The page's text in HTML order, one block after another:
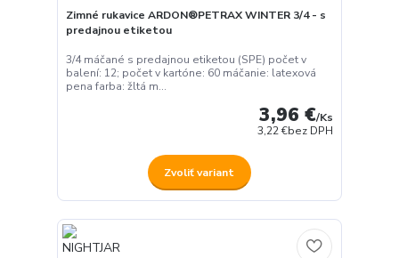
Zimné rukavice ARDON®PETRAX WINTER 3/4 - s
predajnou etiketou
3/4 máčané s predajnou etiketou (SPE) počet v
balení: 12; počet v kartóne: 60 máčanie: latexová
pena farba: žltá m...
3,96 €/Ks
3,22 €bez DPH
Zvoliť variant